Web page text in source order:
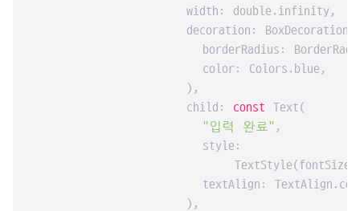
                    width: double.infinity,
                    decoration: BoxDecoration(
borderRadius:
                      color: Colors.blue,
                    ),
                    child:
const Text(
"입력 완료" ,
                      style:
textAlign:
                    ),